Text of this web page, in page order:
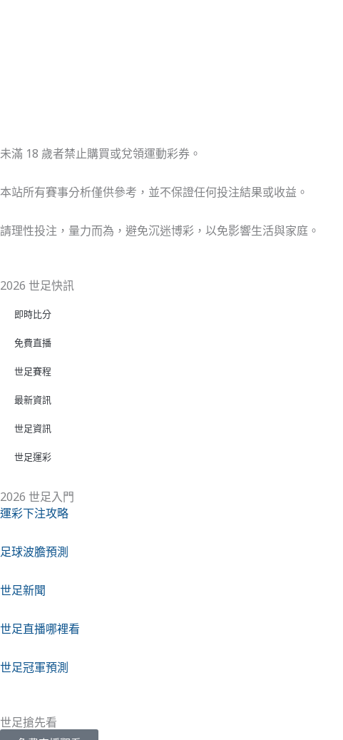
未滿 18 歲者禁止購買或兌領運動彩券。
本站所有賽事分析僅供參考，並不保證任何投注結果或收益。
請理性投注，量力而為，避免沉迷博彩，以免影響生活與家庭。
2026 世足快訊
即時比分
免費直播
世足賽程
最新資訊
世足資訊
世足運彩
2026 世足入門
運彩下注攻略
足球波膽預測
世足新聞
世足直播哪裡看
世足冠軍預測
世足搶先看